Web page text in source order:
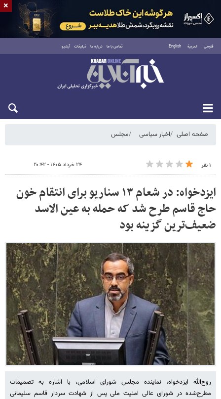
فارسی العربية English تماس با ما درباره ما تبلیغات آرشیو
شنبه ۱۷ مرداد ۱۴۰۵
صفحه اصلی اخبار سیاسی مجلس
۱ نفر ۲۴ خرداد ۱۴۰۵ - ۲۰:۴۲
ایزدخواه: در شعام ۱۳ سناریو برای انتقام خون
حاج قاسم طرح شد که حمله به عین الاسد
ضعیف‌ترین گزینه بود
روح‌الله ایزدخواه، نماینده مجلس شورای اسلامی، با اشاره به تصمیمات
مطرح‌شده در شورای عالی امنیت ملی پس از شهادت سردار قاسم سلیمانی
×